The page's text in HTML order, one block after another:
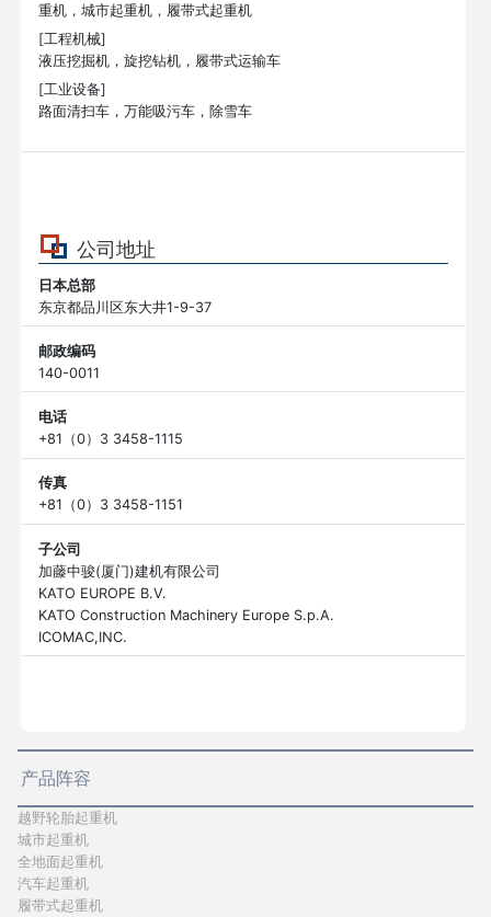
重机，城市起重机，履带式起重机
[工程机械]
液压挖掘机，旋挖钻机，履带式运输车
[工业设备]
路面清扫车，万能吸污车，除雪车
公司地址
日本总部
东京都品川区东大井1-9-37
邮政编码
140-0011
电话
+81（0）3 3458-1115
传真
+81（0）3 3458-1151
子公司
加藤中骏(厦门)建机有限公司
KATO EUROPE B.V.
KATO Construction Machinery Europe S.p.A.
ICOMAC,INC.
产品阵容
越野轮胎起重机
城市起重机
全地面起重机
汽车起重机
履带式起重机